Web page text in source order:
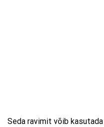
Seda ravimit võib